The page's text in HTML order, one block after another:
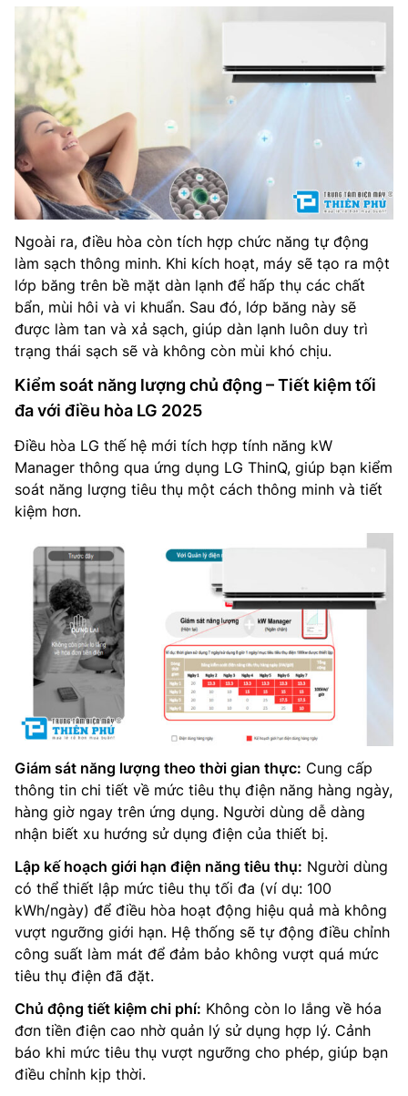
Ngoài ra, điều hòa còn tích hợp chức năng tự động
làm sạch thông minh. Khi kích hoạt, máy sẽ tạo ra một
lớp băng trên bề mặt dàn lạnh để hấp thụ các chất
bẩn, mùi hôi và vi khuẩn. Sau đó, lớp băng này sẽ
được làm tan và xả sạch, giúp dàn lạnh luôn duy trì
trạng thái sạch sẽ và không còn mùi khó chịu.
Kiểm soát năng lượng chủ động – Tiết kiệm tối
đa với điều hòa LG 2025
Điều hòa LG thế hệ mới tích hợp tính năng kW
Manager thông qua ứng dụng LG ThinQ, giúp bạn kiểm
soát năng lượng tiêu thụ một cách thông minh và tiết
kiệm hơn.
Giám sát năng lượng theo thời gian thực: Cung cấp
thông tin chi tiết về mức tiêu thụ điện năng hàng ngày,
hàng giờ ngay trên ứng dụng. Người dùng dễ dàng
nhận biết xu hướng sử dụng điện của thiết bị.
Lập kế hoạch giới hạn điện năng tiêu thụ: Người dùng
có thể thiết lập mức tiêu thụ tối đa (ví dụ: 100
kWh/ngày) để điều hòa hoạt động hiệu quả mà không
vượt ngưỡng giới hạn. Hệ thống sẽ tự động điều chỉnh
công suất làm mát để đảm bảo không vượt quá mức
tiêu thụ điện đã đặt.
Chủ động tiết kiệm chi phí: Không còn lo lắng về hóa
đơn tiền điện cao nhờ quản lý sử dụng hợp lý. Cảnh
báo khi mức tiêu thụ vượt ngưỡng cho phép, giúp bạn
điều chỉnh kịp thời.